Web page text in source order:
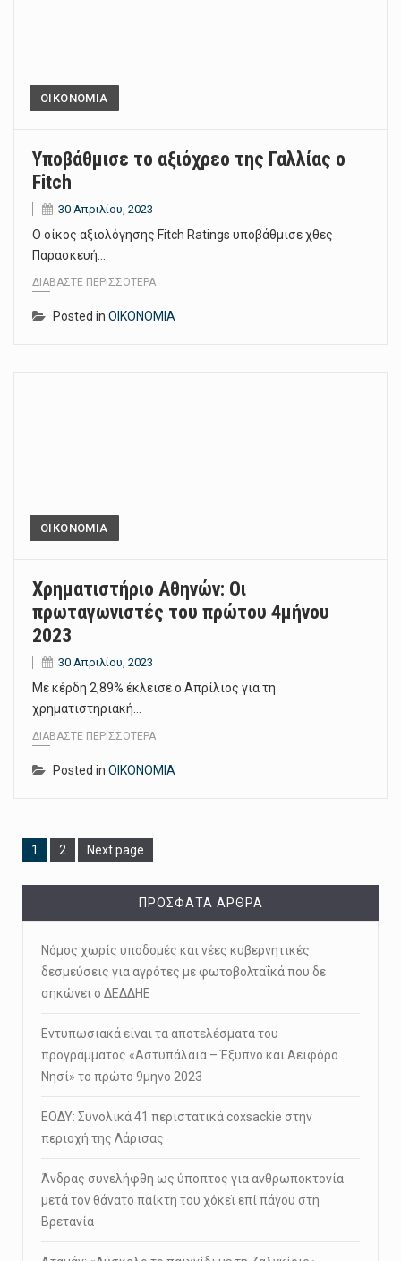
ΟΙΚΟΝΟΜΙΑ
Υποβάθμισε το αξιόχρεο της Γαλλίας ο
Fitch
30 Απριλίου, 2023
Ο οίκος αξιολόγησης Fitch Ratings υποβάθμισε χθες
Παρασκευή…
ΔΙΑΒΆΣΤΕ ΠΕΡΙΣΣΌΤΕΡΑ
Posted in ΟΙΚΟΝΟΜΙΑ
ΟΙΚΟΝΟΜΙΑ
Χρηματιστήριο Αθηνών: Οι
πρωταγωνιστές του πρώτου 4μήνου
2023
30 Απριλίου, 2023
Με κέρδη 2,89% έκλεισε ο Απρίλιος για τη
χρηματιστηριακή…
ΔΙΑΒΆΣΤΕ ΠΕΡΙΣΣΌΤΕΡΑ
Posted in ΟΙΚΟΝΟΜΙΑ
Page
1 Page
2 Next page
ΠΡΌΣΦΑΤΑ ΆΡΘΡΑ
Νόμος χωρίς υποδομές και νέες κυβερνητικές
δεσμεύσεις για αγρότες με φωτοβολταΐκά που δε
σηκώνει ο ΔΕΔΔΗΕ
Εντυπωσιακά είναι τα αποτελέσματα του
προγράμματος «Αστυπάλαια – Έξυπνο και Αειφόρο
Νησί» το πρώτο 9μηνο 2023
ΕΟΔΥ: Συνολικά 41 περιστατικά coxsackie στην
περιοχή της Λάρισας
Άνδρας συνελήφθη ως ύποπτος για ανθρωποκτονία
μετά τον θάνατο παίκτη του χόκεϊ επί πάγου στη
Βρετανία